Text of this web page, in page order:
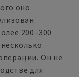
оно
200–300
Он не
для